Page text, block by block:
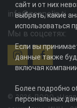
info@zeppelin.tj
Мы в соцсетях:
© 2026 ДООО
сайт и от них
выбрать, какие
использоваться
Если вы
данные также
включая
Более подробно
персональных